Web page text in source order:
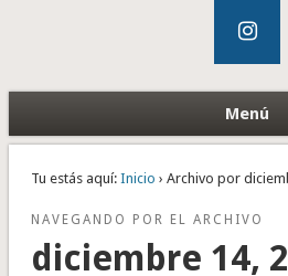
Menú
Tu estás aquí: Inicio › Archivo por
NAVEGANDO POR EL ARCHIVO
diciembre 14,